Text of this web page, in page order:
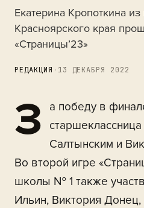
Екатерина Кропоткина
Красноярского края
«Страницы’23»
РЕДАКЦИЯ · 13 ДЕКАБРЯ 2022
З
а победу в
Салтынским и
Во второй игре
школы № 1 также
Ильин, Виктория